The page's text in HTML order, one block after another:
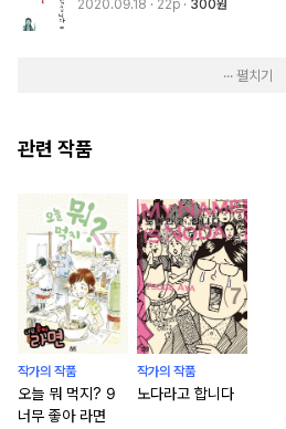
2020.09.18 · 22p 300원
··· 펼치기
관련 작품
작가의 작품
오늘 뭐 먹지? 9
너무 좋아 라면
작가의 작품
노다라고 합니다